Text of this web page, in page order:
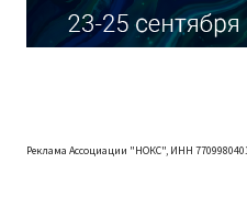
Реклама Ассоциации "НОКС", ИНН